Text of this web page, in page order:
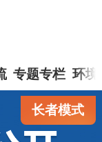
专题专栏 环境
长者模式